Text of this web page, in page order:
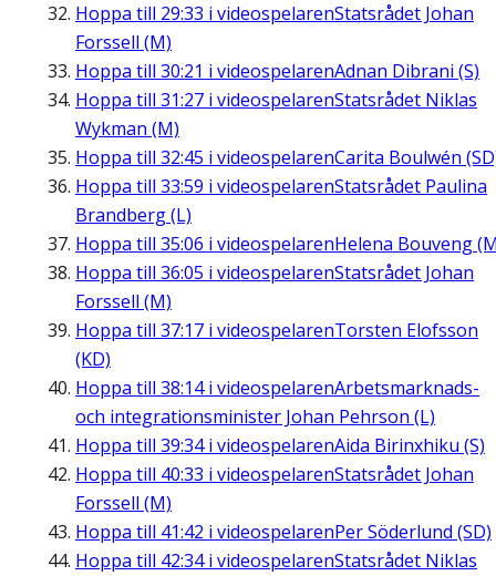
Hoppa till 29:33 i videospelarenStatsrådet Johan
Forssell (M)
Hoppa till 30:21 i videospelarenAdnan Dibrani (S)
Hoppa till 31:27 i videospelarenStatsrådet Niklas
Wykman (M)
Hoppa till 32:45 i videospelarenCarita Boulwén
Hoppa till 33:59 i videospelarenStatsrådet Paulina
Brandberg (L)
Hoppa till 35:06 i videospelarenHelena Bouveng
Hoppa till 36:05 i videospelarenStatsrådet Johan
Forssell (M)
Hoppa till 37:17 i videospelarenTorsten Elofsson
(KD)
Hoppa till 38:14i videospelarenArbetsmarknads-
och integrationsminister Johan Pehrson (L)
Hoppa till 39:34i videospelarenAida Birinxhiku (S)
Hoppa till 40:33 i videospelarenStatsrådet Johan
Forssell (M)
Hoppa till 41:42 i videospelarenPer Söderlund (SD)
Hoppa till 42:34i videospelarenStatsrådet Niklas